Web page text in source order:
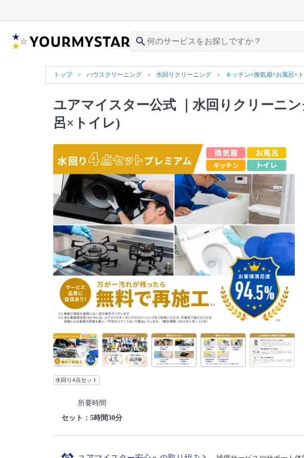
search
トップ ハウスクリーニング 水回りクリーニング キッチン×換気扇×お風呂×
ユアマイスター公式 ｜水回りクリーニ
呂×トイレ)
水回り4点セット
所要時間
セット：5時間30分